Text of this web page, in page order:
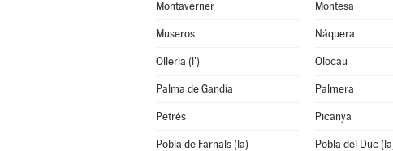
Montaverner Montesa
Museros Náquera
Olleria (l') Olocau
Palma de Gandía Palmera
Petrés Picanya
Pobla de Farnals (la) Pobla del Duc